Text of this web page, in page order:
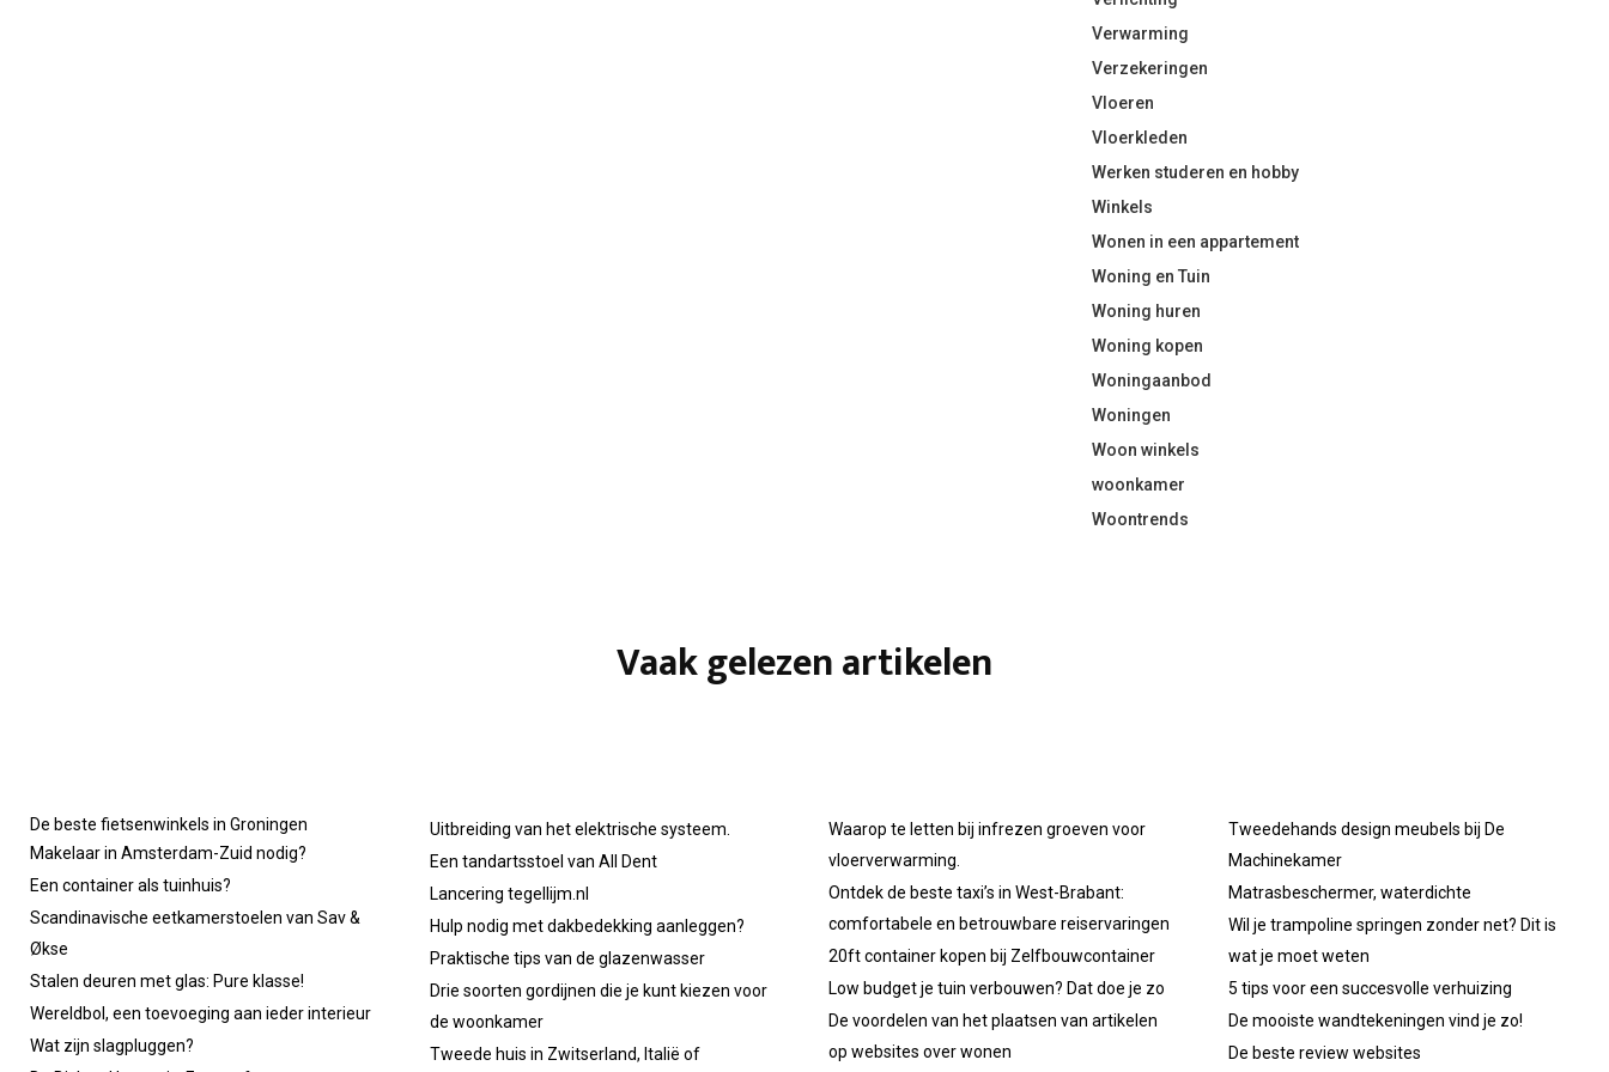
Verwarming
Verzekeringen
Vloeren
Vloerkleden
Werken studeren en hobby
Winkels
Wonen in een appartement
Woning en Tuin
Woning huren
Woning kopen
Woningaanbod
Woningen
Woon winkels
woonkamer
Woontrends
Vaak gelezen artikelen
De beste fietsenwinkels in Groningen
Makelaar in Amsterdam-Zuid nodig?
Een container als tuinhuis?
Scandinavische eetkamerstoelen van Sav &
Økse
Stalen deuren met glas: Pure klasse!
Wereldbol, een toevoeging aan ieder interieur
Wat zijn slagpluggen?
Uitbreiding van het elektrische systeem.
Een tandartsstoel van All Dent
Lancering tegellijm.nl
Hulp nodig met dakbedekking aanleggen?
Praktische tips van de glazenwasser
Drie soorten gordijnen die je kunt kiezen voor
de woonkamer
Tweede huis in Zwitserland, Italië of
Waarop te letten bij infrezen groeven voor
vloerverwarming.
Ontdek de beste taxi’s in West-Brabant:
comfortabele en betrouwbare reiservaringen
20ft container kopen bij Zelfbouwcontainer
Low budget je tuin verbouwen? Dat doe je zo
De voordelen van het plaatsen van artikelen
op websites over wonen
Tweedehands design meubels bij De
Machinekamer
Matrasbeschermer, waterdichte
Wil je trampoline springen zonder net? Dit is
wat je moet weten
5 tips voor een succesvolle verhuizing
De mooiste wandtekeningen vind je zo!
De beste review websites